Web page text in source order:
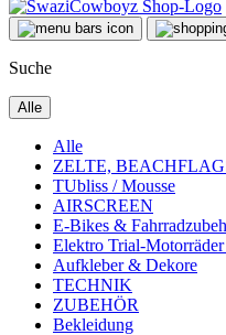
Suche
Alle
Alle
ZELTE,
TUbliss / Mousse
AIRSCREEN
E-Bikes &
Elektro Trial-
Aufkleber & Dekore
TECHNIK
ZUBEHÖR
Bekleidung